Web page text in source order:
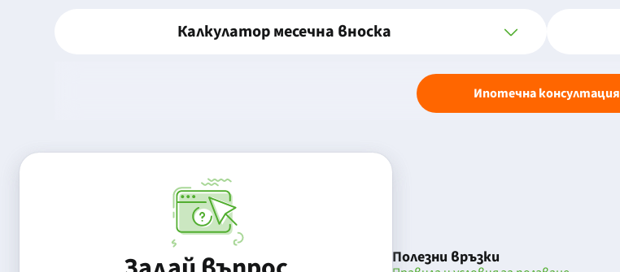
Калкулатор месечна вноска
Ипотечна консултация
Полезни връзки